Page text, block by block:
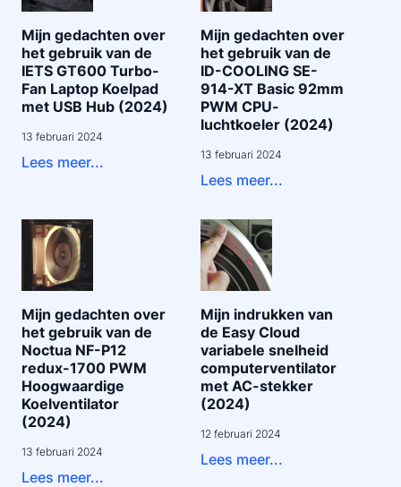
Mijn gedachten over
het gebruik van de
IETS GT600 Turbo-
Fan Laptop Koelpad
met USB Hub (2024)
13 februari 2024
Lees meer...
Mijn gedachten over
het gebruik van de
ID-COOLING SE-
914-XT Basic 92mm
PWM CPU-
luchtkoeler (2024)
13 februari 2024
Lees meer...
Mijn gedachten over
het gebruik van de
Noctua NF-P12
redux-1700 PWM
Hoogwaardige
Koelventilator
(2024)
13 februari 2024
Lees meer...
Mijn indrukken van
de Easy Cloud
variabele snelheid
computerventilator
met AC-stekker
(2024)
12 februari 2024
Lees meer...